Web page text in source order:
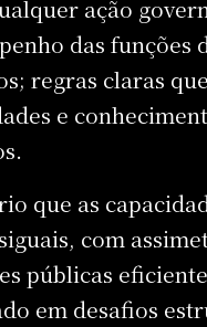
ação
das funções
regras claras
e
que as
com
públicas
em desafios